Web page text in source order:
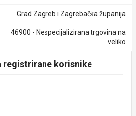
Grad Zagreb i Zagrebačka županija
46900 - Nespecijalizirana trgovina na
veliko
registrirane korisnike